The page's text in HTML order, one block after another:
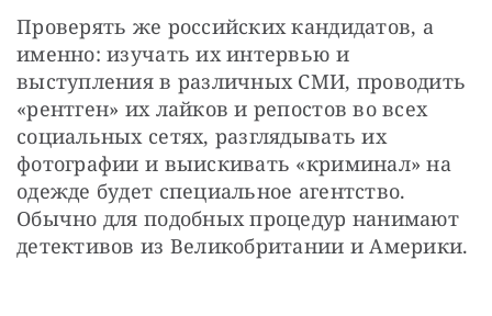
Проверять же российских кандидатов, а
именно: изучать их интервью и
выступления в различных СМИ, проводить
«рентген» их лайков и репостов во всех
социальных сетях, разглядывать их
фотографии и выискивать «криминал» на
одежде будет специальное агентство.
Обычно для подобных процедур нанимают
детективов из Великобритании и Америки.